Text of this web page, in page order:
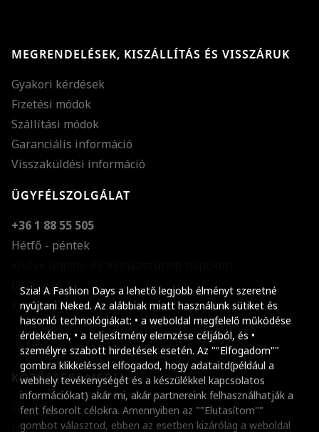
Szia! A Fashion Days a lehető legjobb élményt szeretné
nyújtani Neked. Az alábbiak miatt használunk sütiket és
hasonló technológiákat: • a weboldal megfelelő működése
érdekében, • a teljesítmény elemzése céljából, és •
személyre szabott hirdetések esetén. Az ""Elfogadom""
gombra klikkeléssel elfogadod, hogy adataitd(például a
webhely tevékenységét és a készülékkel kapcsolatos
információkat) akár mi, akár partnereink felhasználhatják a
fent felsorolt célokra. Amennyiben az ""Elutasítom""
gombot választod, ebben az esetben kizárólag a weboldal
MEGRENDELÉSEK, KISZÁLLÍTÁS ÉS VISSZÁRUK
Gyakori kérdések
Fizetési módok
Szállítási módok
Garanciális információ
Visszaküldési információ
ÜGYFÉLSZOLGÁLAT
+36 1 88 55 505
Hétfő - péntek
08:00 - 16:30
E-mail küldése
KÖZÖSSÉGI MÉDIA
Facebook
Instagram
Szöveg méretének
Szóköz növelése
Szóköz csökkentése
Sortávolság
Sortávolság